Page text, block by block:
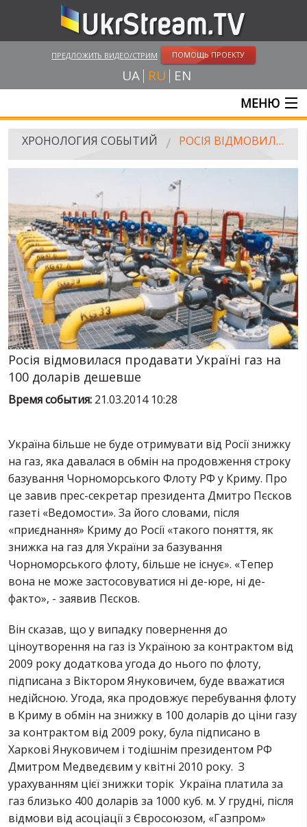
ПРЕДЛОЖИТЬ ВИДЕО/СТРИМ ПОМОЩЬ ПРОЕКТУ
UA RU EN
МЕНЮ
ГЛАВНАЯ
РОССИЙСКО-УКРАИНСКАЯ ВОЙНА
WINTER ON FIRE: UKRAINE'S FIGHT FOR FREEDOM
ХРОНОЛОГИЯ ЄВРОМАЙДАНА
УСЛУГИ
ХРОНОЛОГИЯ СОБЫТИЙ РОСІЯ ВІДМОВИЛАСЯ ПРОДАВАТИ УКРАЇНІ ГАЗ НА 100 ДОЛАРІВ ДЕШЕВШЕ
Росія відмовилася продавати Україні газ на
100 доларів дешевше
Время события: 21.03.2014 10:28
Україна більше не буде отримувати від Росії знижку
на газ, яка давалася в обмін на продовження строку
базування Чорноморського Флоту РФ у Криму. Про
це завив прес-секретар президента Дмитро Пєсков
газеті «Ведомости». За його словами, після
«приєднання» Криму до Росії «такого поняття, як
знижка на газ для України за базування
Чорноморського флоту, більше не існує». «Тепер
вона не може застосовуватися ні де-юре, ні де-
факто», - заявив Пєсков.
Він сказав, що у випадку повернення до
ціноутворення на газ із Україною за контрактом від
2009 року додаткова угода до нього по флоту,
підписана з Віктором Януковичем, буде вважатися
недійсною. Угода, яка продовжує перебування флоту
в Криму в обмін на знижку в 100 доларів до ціни газу
за контрактом від 2009 року, була підписано в
Харкові Януковичем і тодішнім президентом РФ
Дмитром Медведєвим у квітні 2010 року. З
урахуванням цієї знижки торік Україна платила за
газ близько 400 доларів за 1000 куб. м. У грудні, після
відмови від асоціації з Євросоюзом, «Газпром»